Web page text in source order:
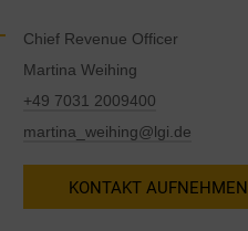
Chief Revenue Officer
Martina Weihing
+49 7031 2009400
martina_weihing@lgi.de
KONTAKT AUFNEHMEN